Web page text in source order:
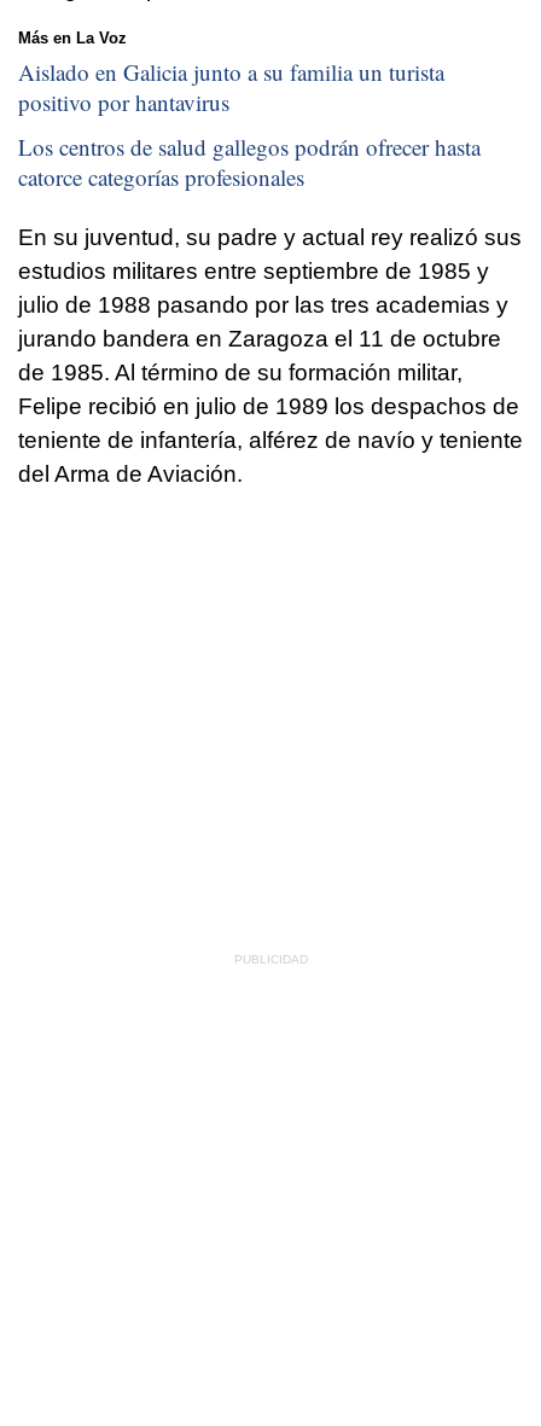
Más en La Voz
Aislado en Galicia junto a su familia un turista
positivo por hantavirus
Los centros de salud gallegos podrán ofrecer hasta
catorce categorías profesionales
En su juventud, su padre y actual rey realizó sus
estudios militares entre septiembre de 1985 y
julio de 1988 pasando por las tres academias y
jurando bandera en Zaragoza el 11 de octubre
de 1985. Al término de su formación militar,
Felipe recibió en julio de 1989 los despachos de
teniente de infantería, alférez de navío y teniente
del Arma de Aviación.